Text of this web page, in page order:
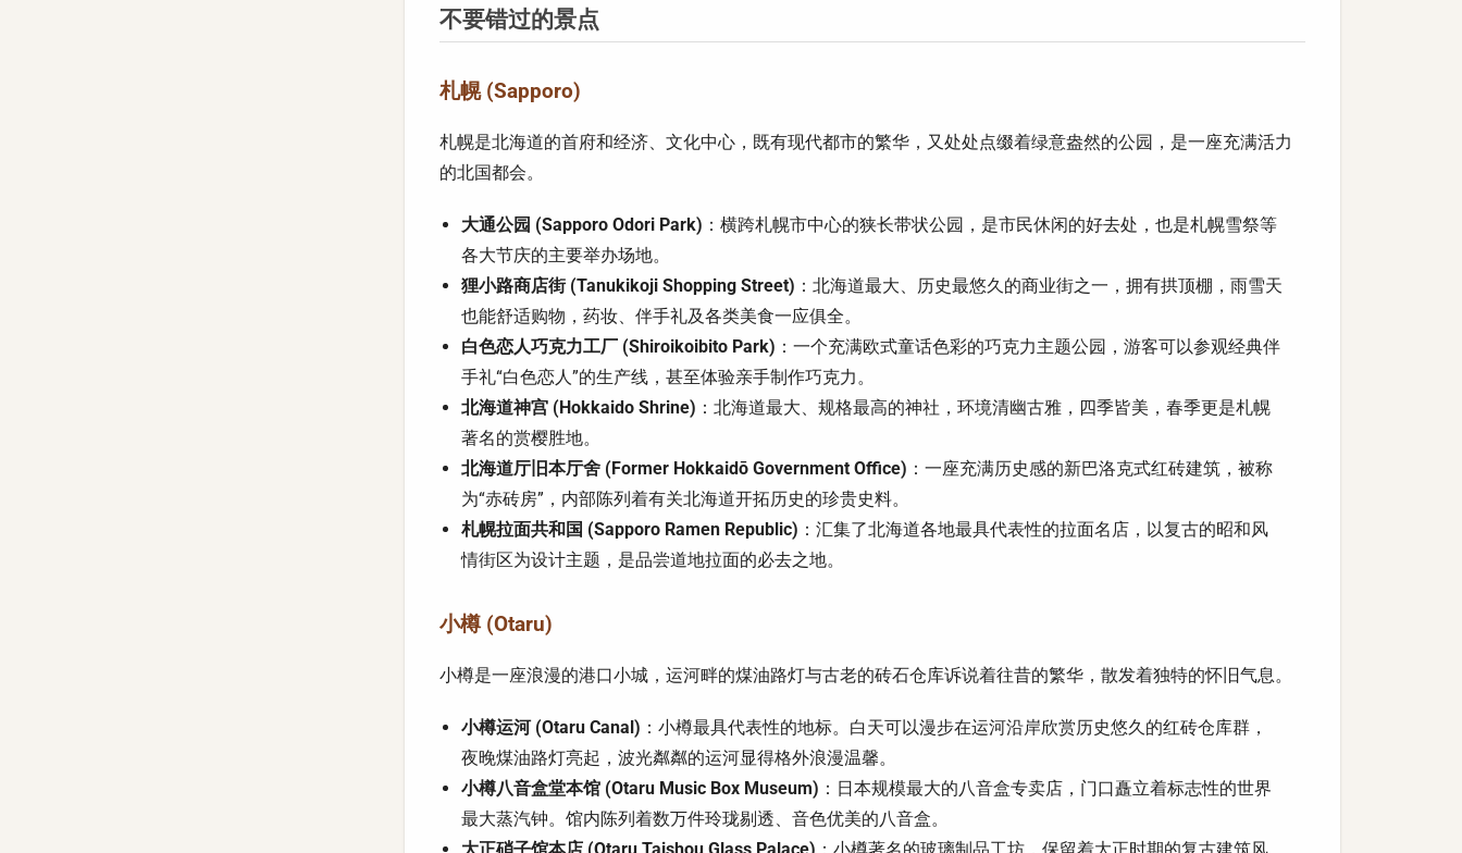
不要错过的景点
札幌 (Sapporo)
札幌是北海道的首府和经济、文化中心，既有现代都市的繁华，又处处点缀着绿意盎然的公园，是一座充满活力
的北国都会。
大通公园 (Sapporo Odori Park) ：横跨札幌市中心的狭长带状公园，是市民休闲的好去处，也是札幌雪祭等
各大节庆的主要举办场地。
狸小路商店街 (Tanukikoji Shopping Street) ：北海道最大、历史最悠久的商业街之一，拥有拱顶棚，雨雪天
也能舒适购物，药妆、伴手礼及各类美食一应俱全。
白色恋人巧克力工厂 (Shiroikoibito Park) ：一个充满欧式童话色彩的巧克力主题公园，游客可以参观经典伴
手礼“白色恋人”的生产线，甚至体验亲手制作巧克力。
北海道神宫 (Hokkaido Shrine) ：北海道最大、规格最高的神社，环境清幽古雅，四季皆美，春季更是札幌
著名的赏樱胜地。
北海道厅旧本厅舍 (Former Hokkaidō Government Office) ：一座充满历史感的新巴洛克式红砖建筑，被称
为“赤砖房”，内部陈列着有关北海道开拓历史的珍贵史料。
札幌拉面共和国 (Sapporo Ramen Republic) ：汇集了北海道各地最具代表性的拉面名店，以复古的昭和风
情街区为设计主题，是品尝道地拉面的必去之地。
小樽 (Otaru)
小樽是一座浪漫的港口小城，运河畔的煤油路灯与古老的砖石仓库诉说着往昔的繁华，散发着独特的怀旧气息。
小樽运河 (Otaru Canal) ：小樽最具代表性的地标。白天可以漫步在运河沿岸欣赏历史悠久的红砖仓库群，
夜晚煤油路灯亮起，波光粼粼的运河显得格外浪漫温馨。
小樽八音盒堂本馆 (Otaru Music Box Museum) ：日本规模最大的八音盒专卖店，门口矗立着标志性的世界
最大蒸汽钟。馆内陈列着数万件玲珑剔透、音色优美的八音盒。